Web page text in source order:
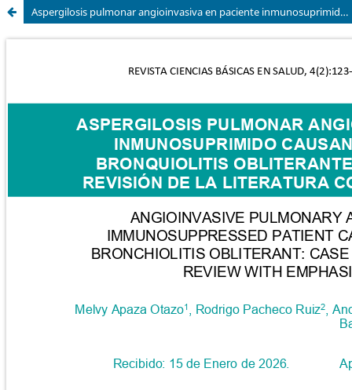
Aspergilosis pulmonar angioinvasiva en paciente inmunosuprimido causante de vasculitis y bronquiolitis obliterante: reporte de caso y revisión de la literatura con énfasis en Bolivia